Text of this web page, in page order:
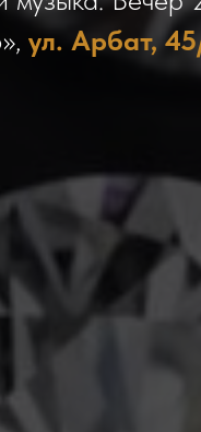
ул. Арбат,